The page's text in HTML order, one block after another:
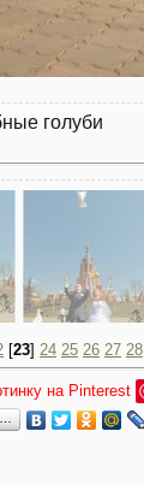
голуби
[23] 24 25 26 27 28
на Pinterest